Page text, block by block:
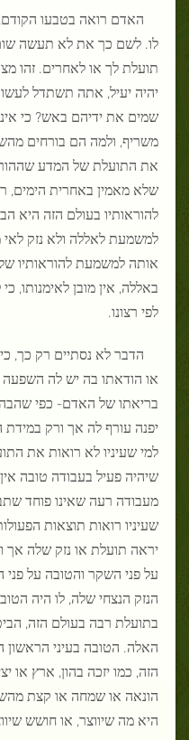
האדם רואה בטבעו
לו. לשם כך את לא תעשה
תועלת לך או לאחרים. זהו
יהיה יעיל, אתה תשתדל
שמים את ידיהם באש? כי
משריף, ולמה הם בורחים
את התועלת של המדע
שלא מאמין באחרית הימים,
להוראותיו בעולם הזה היא
למשמעת לאללה ולא נזק לאי
אותה למשמעת להוראותיו
באללה, אין מובן לאימנותו,
לפי רצונו.
הדבר לא נסתיים רק כך,
או הודאתו בה יש לה השפעה
בריאתו של האדם- כפי
יפנה עורף לה אך ורק
למי שעיניו לא רואות את
שיהיה פעיל בעבודה טובה
מעבודה רעה שאינו פוחד
שעיניו רואות תוצאות
יראה תועלת או נזק שלה אך
על פני השקר והטובה על
הנזק הנצחי שלה, לו היה
בתועלת רבה בעולם הזה,
האלה. הטובה בעיני הראשון
הזה, כמו יזכה בהון, ארץ או
הונאה או שמחה או קצת
היא מה שיווצר, או חושש